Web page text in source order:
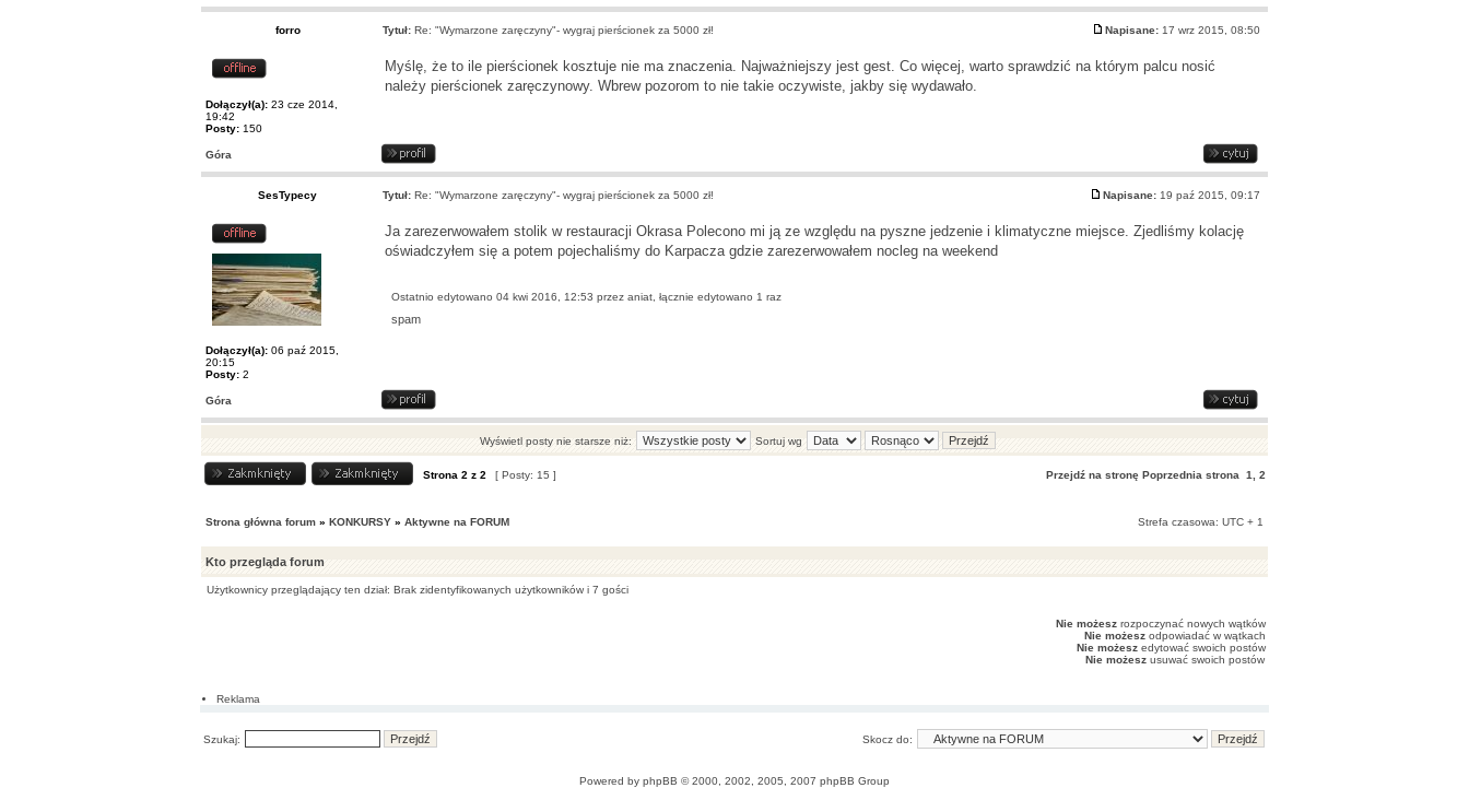
forro Tytuł: Re: "Wymarzone zaręczyny"- wygraj pierścionek za 5000 zł! Napisane: 17 wrz 2015, 08:50
Dołączył(a): 23 cze 2014,
19:42
Posty: 150
Myślę, że to ile pierścionek kosztuje nie ma znaczenia. Najważniejszy jest gest. Co więcej, warto sprawdzić na którym palcu nosić
należy pierścionek zaręczynowy. Wbrew pozorom to nie takie oczywiste, jakby się wydawało.
Góra
SesTypecy Tytuł: Re: "Wymarzone zaręczyny"- wygraj pierścionek za 5000 zł! Napisane: 19 paź 2015, 09:17
Dołączył(a): 06 paź 2015,
20:15
Posty: 2
Ja zarezerwowałem stolik w restauracji Okrasa Polecono mi ją ze względu na pyszne jedzenie i klimatyczne miejsce. Zjedliśmy kolację
oświadczyłem się a potem pojechaliśmy do Karpacza gdzie zarezerwowałem nocleg na weekend
Ostatnio edytowano 04 kwi 2016, 12:53 przez aniat , łącznie edytowano 1 raz
spam
Góra
Wyświetl posty nie starsze niż: Sortuj wg
Strona 2 z 2 [ Posty: 15 ] Przejdź na stronę Poprzednia strona 1 2
Strona główna forum » KONKURSY » Aktywne na FORUM Strefa czasowa: UTC + 1
Kto przegląda forum
Użytkownicy przeglądający ten dział: Brak zidentyfikowanych użytkowników i 7 gości
Nie możesz rozpoczynać nowych wątków
Nie możesz odpowiadać w wątkach
Nie możesz edytować swoich postów
Nie możesz usuwać swoich postów
Reklama
Szukaj: Skocz do:
Powered by phpBB © 2000, 2002, 2005, 2007 phpBB Group